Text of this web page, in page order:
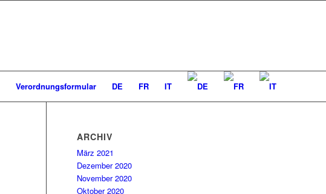
Verordnungsformular DE FR IT
ARCHIV
März 2021
Dezember 2020
November 2020
Oktober 2020